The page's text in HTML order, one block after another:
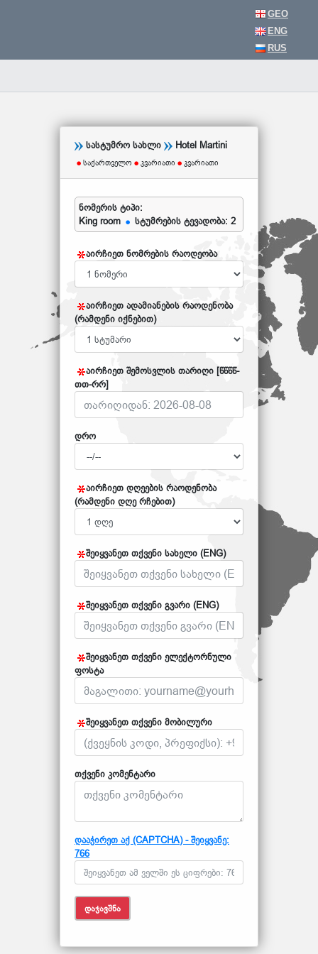
GEO
ENG
RUS
სასტუმრო სახლი Hotel Martini
საქართველო კვარიათი კვარიათი
ნომერის ტიპი:
King room
სტუმრების ტევადობა: 2
აირჩიეთ ნომრების რაოდეობა
აირჩიეთ ადამიანების რაოდენობა
(რამდენი იქნებით)
აირჩიეთ შემოსვლის თარიღი [წწწწ-
თთ-რრ]
დრო
აირჩიეთ დღეების რაოდენობა
(რამდენი დღე რჩებით)
შეიყვანეთ თქვენი სახელი (ENG)
შეიყვანეთ თქვენი გვარი (ENG)
შეიყვანეთ თქვენი ელექტორნული
ფოსტა
შეიყვანეთ თქვენი მობილური
თქვენი კომენტარი
დააჭირეთ აქ (CAPTCHA) - შეიყვანე:
766
ᲓᲐᲯᲐᲕᲨᲜᲐ